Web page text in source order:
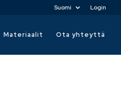
Suomi Login
Materiaalit Ota yhteyttä